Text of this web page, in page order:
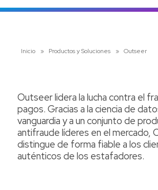
Inicio » Productos y Soluciones » Outseer
Outseer lidera la lucha contra el
pagos. Gracias a la ciencia de
vanguardia y a un conjunto de
antifraude líderes en el mercado,
distingue de forma fiable a los
auténticos de los estafadores.